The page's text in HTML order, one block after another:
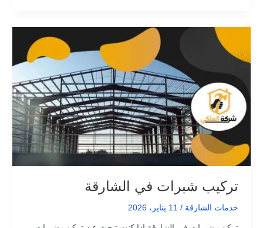
تركيب شبرات في الشارقة
خدمات الشارقة / 11 يناير، 2026